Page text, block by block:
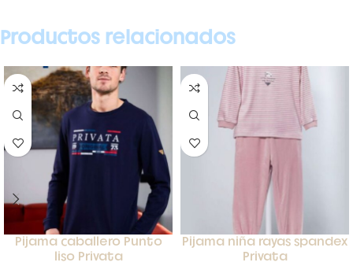
Productos relacionados
Pijama caballero Punto
liso Privata
Pijama niña rayas spandex
Privata